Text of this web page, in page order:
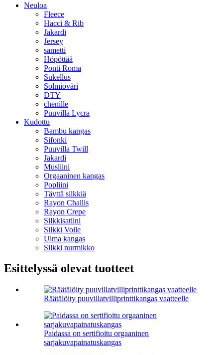
Neuloa
Fleece
Hacci & Rib
Jakardi
Jersey
sametti
Höpöttää
Ponti Roma
Sukellus
Solmioväri
DTY
chenille
Puuvilla Lycra
Kudottu
Bambu kangas
Sifonki
Puuvilla Twill
Jakardi
Musliini
Orgaaninen kangas
Popliini
Täyttä silkkiä
Rayon Challis
Rayon Crepe
Silkkisatiini
Silkki Voile
Uima kangas
Silkki nurmikko
Esittelyssä olevat tuotteet
Räätälöity puuvillatvilliprinttikangas vaatteelle
Paidassa on sertifioitu orgaaninen
sarjakuvapainatuskangas